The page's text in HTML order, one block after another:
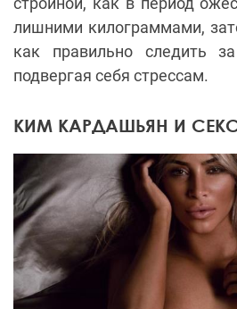
лишними килограммами,
как правильно следить
подвергая себя стрессам.
КИМ КАРДАШЬЯН И